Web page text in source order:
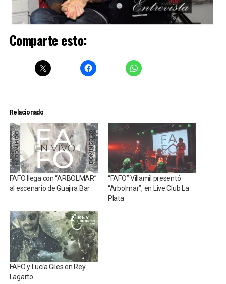
Comparte esto:
Relacionado
FAFO llega con “ARBOLMAR”
al escenario de Guajira Bar
“FAFO” Villamil presentó
“Arbolmar”, en Live Club La
Plata
FAFO y Lucía Giles en Rey
Lagarto